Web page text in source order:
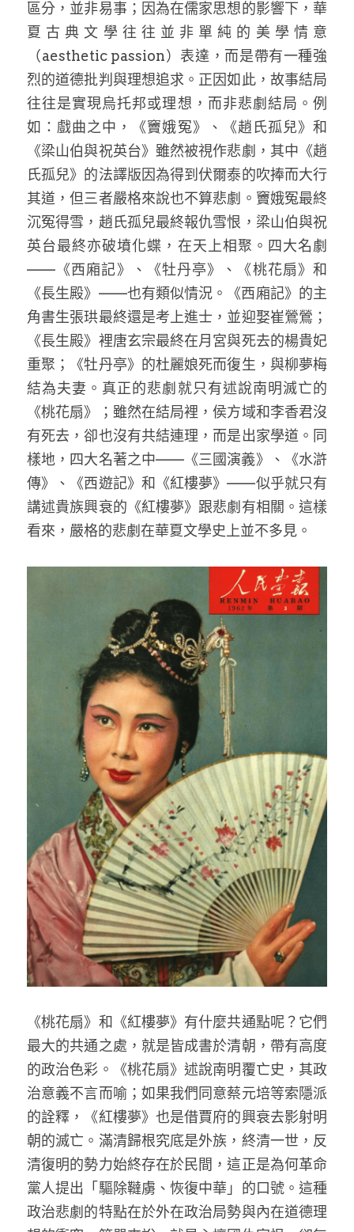
區分，並非易事；因為在儒家思想的影響下，華
夏古典文學往往並非單純的美學情意
（aesthetic passion）表達，而是帶有一種強
烈的道德批判與理想追求。正因如此，故事結局
往往是實現烏托邦或理想，而非悲劇結局。例
如：戲曲之中，《竇娥冤》、《趙氏孤兒》和
《梁山伯與祝英台》雖然被視作悲劇，其中《趙
氏孤兒》的法譯版因為得到伏爾泰的吹捧而大行
其道，但三者嚴格來說也不算悲劇。竇娥冤最終
沉冤得雪，趙氏孤兒最終報仇雪恨，梁山伯與祝
英台最終亦破墳化蝶，在天上相聚。四大名劇
——《西廂記》、《牡丹亭》、《桃花扇》和
《長生殿》——也有類似情況。《西廂記》的主
角書生張珙最終還是考上進士，並迎娶崔鶯鶯；
《長生殿》裡唐玄宗最終在月宮與死去的楊貴妃
重聚；《牡丹亭》的杜麗娘死而復生，與柳夢梅
結為夫妻。真正的悲劇就只有述說南明滅亡的
《桃花扇》；雖然在結局裡，侯方域和李香君沒
有死去，卻也沒有共結連理，而是出家學道。同
樣地，四大名著之中——《三國演義》、《水滸
傳》、《西遊記》和《紅樓夢》——似乎就只有
講述貴族興衰的《紅樓夢》跟悲劇有相關。這樣
看來，嚴格的悲劇在華夏文學史上並不多見。
《桃花扇》和《紅樓夢》有什麼共通點呢？它們
最大的共通之處，就是皆成書於清朝，帶有高度
的政治色彩。《桃花扇》述說南明覆亡史，其政
治意義不言而喻；如果我們同意蔡元培等索隱派
的詮釋，《紅樓夢》也是借賈府的興衰去影射明
朝的滅亡。滿清歸根究底是外族，終清一世，反
清復明的勢力始終存在於民間，這正是為何革命
黨人提出「驅除韃虜、恢復中華」的口號。這種
政治悲劇的特點在於外在政治局勢與內在道德理